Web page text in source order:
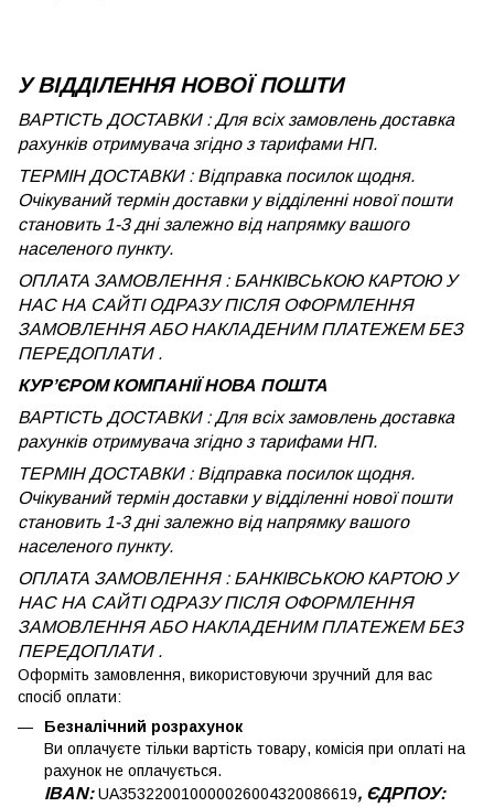
У ВІДДІЛЕННЯ НОВОЇ ПОШТИ
ВАРТІСТЬ ДОСТАВКИ : Для всіх замовлень доставка
рахунків отримувача згідно з тарифами НП.
ТЕРМІН ДОСТАВКИ : Відправка посилок щодня.
Очікуваний термін доставки у відділенні нової пошти
становить 1-3 дні залежно від напрямку вашого
населеного пункту.
ОПЛАТА ЗАМОВЛЕННЯ : БАНКІВСЬКОЮ КАРТОЮ У
НАС НА САЙТІ ОДРАЗУ ПІСЛЯ ОФОРМЛЕННЯ
ЗАМОВЛЕННЯ АБО НАКЛАДЕНИМ ПЛАТЕЖЕМ БЕЗ
ПЕРЕДОПЛАТИ .
КУРʼЄРОМ КОМПАНІЇ НОВА ПОШТА
ВАРТІСТЬ ДОСТАВКИ : Для всіх замовлень доставка
рахунків отримувача згідно з тарифами НП.
ТЕРМІН ДОСТАВКИ : Відправка посилок щодня.
Очікуваний термін доставки у відділенні нової пошти
становить 1-3 дні залежно від напрямку вашого
населеного пункту.
ОПЛАТА ЗАМОВЛЕННЯ : БАНКІВСЬКОЮ КАРТОЮ У
НАС НА САЙТІ ОДРАЗУ ПІСЛЯ ОФОРМЛЕННЯ
ЗАМОВЛЕННЯ АБО НАКЛАДЕНИМ ПЛАТЕЖЕМБЕЗ
ПЕРЕДОПЛАТИ .
Оформіть замовлення, використовуючи зручний для вас
спосіб оплати:
Безналічний розрахунок
Ви оплачуєте тільки вартість товару, комісія при оплаті на
рахунок не оплачується.
IBAN:UA353220010000026004320086619, ЄДРПОУ: